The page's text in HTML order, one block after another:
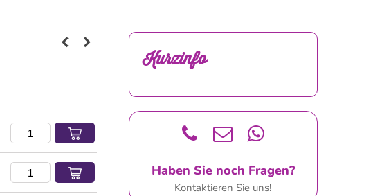
Kurzinfo
Haben Sie noch Fragen?
Kontaktieren Sie uns!